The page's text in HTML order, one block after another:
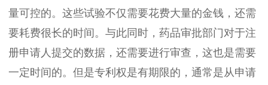
量可控的。这些试验不仅需要花费大量的金钱，还需
要耗费很长的时间。与此同时，药品审批部门对于注
册申请人提交的数据，还需要进行审查，这也是需要
一定时间的。但是专利权是有期限的，通常是从申请